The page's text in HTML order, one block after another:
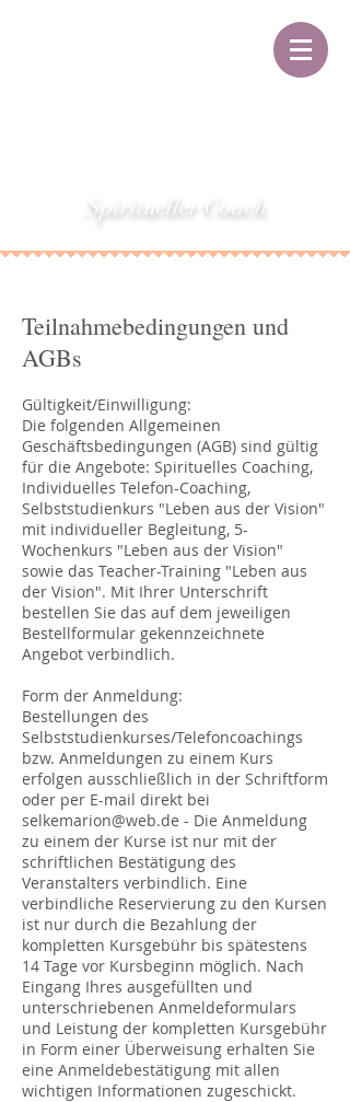
Spiritueller Coach
Teilnahmebedingungen und
AGBs
Gültigkeit/Einwilligung:
Die folgenden Allgemeinen
Geschäftsbedingungen (AGB) sind gültig
für die Angebote: Spirituelles Coaching,
Individuelles Telefon-Coaching,
Selbststudienkurs "Leben aus der Vision"
mit individueller Begleitung, 5-
Wochenkurs "Leben aus der Vision"
sowie das Teacher-Training "Leben aus
der Vision". Mit Ihrer Unterschrift
bestellen Sie das auf dem jeweiligen
Bestellformular gekennzeichnete
Angebot verbindlich.
Form der Anmeldung:
Bestellungen des
Selbststudienkurses/Telefoncoachings
bzw. Anmeldungen zu einem Kurs
erfolgen ausschließlich in der Schriftform
oder per E-mail direkt bei
selkemarion@web.de - Die Anmeldung
zu einem der Kurse ist nur mit der
schriftlichen Bestätigung des
Veranstalters verbindlich. Eine
verbindliche Reservierung zu den Kursen
ist nur durch die Bezahlung der
kompletten Kursgebühr bis spätestens
14 Tage vor Kursbeginn möglich. Nach
Eingang Ihres ausgefüllten und
unterschriebenen Anmeldeformulars
und Leistung der kompletten Kursgebühr
in Form einer Überweisung erhalten Sie
eine Anmeldebestätigung mit allen
wichtigen Informationen zugeschickt.